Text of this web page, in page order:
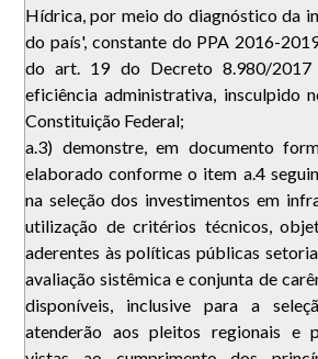
Hídrica, por meio do diagnóstico da
do país', constante do PPA 2016-
do art. 19 do Decreto 8.980/
eficiência administrativa, insculpido
Constituição Federal;
a.3) demonstre, em documento
elaborado conforme o item a.4
na seleção dos investimentos em
utilização de critérios técnicos,
aderentes às políticas públicas
avaliação sistêmica e conjunta de
disponíveis, inclusive para a
atenderão aos pleitos regionais e